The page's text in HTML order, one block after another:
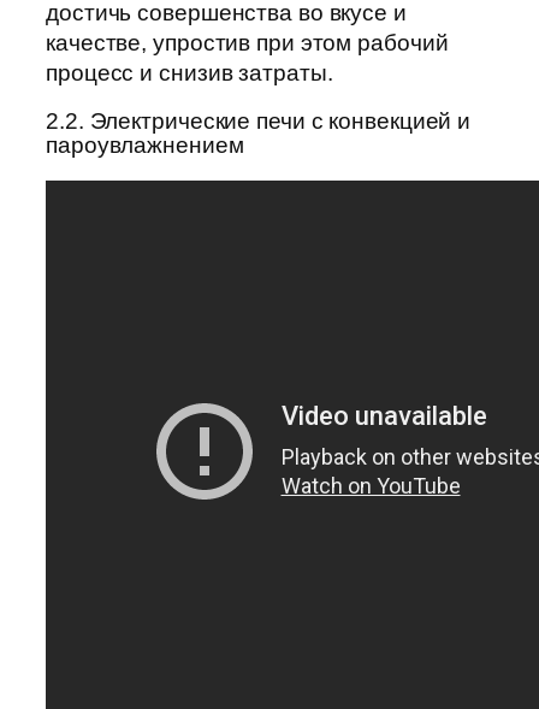
достичь совершенства во вкусе и
качестве, упростив при этом рабочий
процесс и снизив затраты.
2.2. Электрические печи с конвекцией и
пароувлажнением